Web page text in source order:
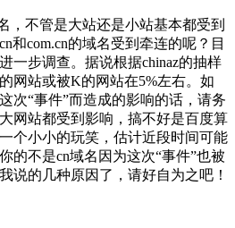
不管是大站还是小站基本都受到
和com.cn的域名受到牵连的呢？目
一步调查。据说根据chinaz的抽样
网站或被K的网站在5%左右。如
次“事件”而造成的影响的话，请务
网站都受到影响，搞不好是百度算
个小小的玩笑，估计近段时间可能
的不是cn域名因为这次“事件”也被
说的几种原因了，请好自为之吧！